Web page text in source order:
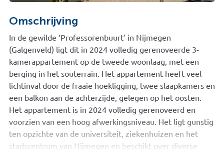
Omschrijving
In de gewilde ‘Professorenbuurt’ in Nijmegen
(Galgenveld) ligt dit in 2024 volledig gerenoveerde 3-
kamerappartement op de tweede woonlaag, met een
berging in het souterrain. Het appartement heeft veel
lichtinval door de fraaie hoekligging, twee slaapkamers en
een balkon aan de achterzijde, gelegen op het oosten.
Het appartement is in 2024 volledig gerenoveerd en
voorzien van een hoog afwerkingsniveau. Het ligt gunstig
ten opzichte van de universiteit, ziekenhuizen en het
stadscentrum van Nijmegen en beschikt over diverse